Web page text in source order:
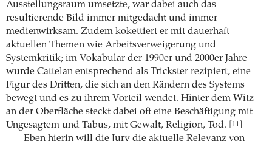
Ausstellungsraum umsetzte, war dabei auch das
resultierende Bild immer mitgedacht und immer
medienwirksam. Zudem kokettiert er mit dauerhaft
aktuellen Themen wie Arbeitsverweigerung und
Systemkritik; im Vokabular der 1990er und 2000er Jahre
wurde Cattelan entsprechend als Trickster rezipiert, eine
Figur des Dritten, die sich an den Rändern des Systems
bewegt und es zu ihrem Vorteil wendet. Hinter dem Witz
an der Oberfläche steckt dabei oft eine Beschäftigung mit
Ungesagtem und Tabus, mit Gewalt, Religion, Tod.
[11]
Eben hierin will die Jury die aktuelle Relevanz von